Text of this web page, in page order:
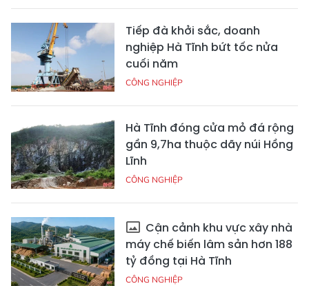
Tiếp đà khởi sắc, doanh
nghiệp Hà Tĩnh bứt tốc nửa
cuối năm
CÔNG NGHIỆP
Hà Tĩnh đóng cửa mỏ đá rộng
gần 9,7ha thuộc dãy núi Hồng
Lĩnh
CÔNG NGHIỆP
Cận cảnh khu vực xây nhà
máy chế biến lâm sản hơn 188
tỷ đồng tại Hà Tĩnh
CÔNG NGHIỆP